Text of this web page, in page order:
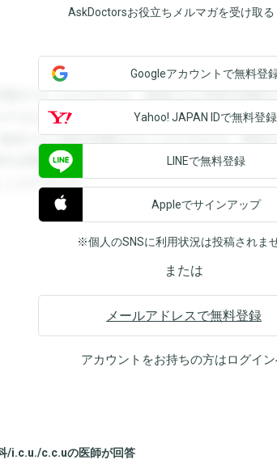
AskDoctorsお役立ちメルマガを受け取る
覧することができます。登録すると回答を閲覧
できます。登録すると回答を閲覧することがで
録すると回答を閲覧することができます。登録
を閲覧することができます。登録すると回答を
とができます。
Googleアカウントで無料登
Yahoo! JAPAN IDで無料登録
LINEで無料登録
Appleでサインアップ
※個人のSNSに利用状況は投稿されま
または
メールアドレスで無料登録
アカウントをお持ちの方はログイン
/i.c.u./c.c.uの医師が回答